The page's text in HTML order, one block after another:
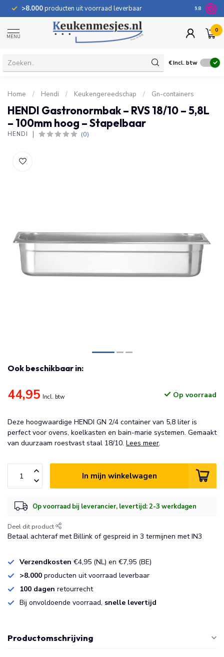
>8.000producten uit voorraad leverbaar 100
9.8
MENU
0
€Incl. btw
Home / Hendi / Keukengereedschap / Gn-containers
HENDI Gastronormbak – RVS 18/10 – 5,8L
– 100mm hoog – Stapelbaar
HENDI (0)
Ook beschikbaar in:
44,95 Incl. btw Op voorraad
Deze hoogwaardige HENDI GN 2/4 container van 5,8 liter is
perfect voor ovens, koelkasten en bain-marie systemen. Gemaakt
van duurzaam roestvast staal 18/10. Lees meer.
In mijn winkelwagen
Op voorraad bij leverancier, levertijd: 2-3 werkdagen
Deel dit product
Betaal achteraf met Billink of gespreid in 3 termijnen met IN3
Verzendkosten €4,95 (NL) en €7,95 (BE)
>8.000 producten uit voorraad leverbaar
100 dagen retourrecht
Bij onvoldoende voorraad, snelle levertijd
Productomschrijving